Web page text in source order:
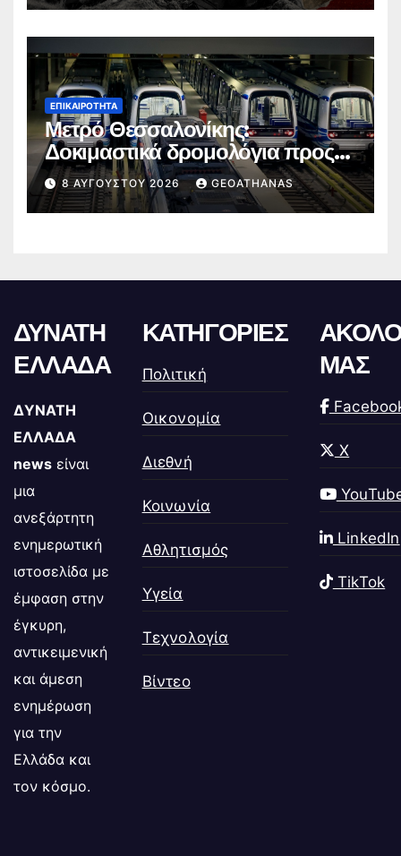
ΕΠΙΚΑΙΡΌΤΗΤΑ
Μετρό Θεσσαλονίκης:
Δοκιμαστικά δρομολόγια προς
Καλαμαριά
8 ΑΥΓΟΎΣΤΟΥ 2026 GEOATHANAS
ΔΥΝΑΤΗ
ΕΛΛΑΔΑ
ΔΥΝΑΤΗ
ΕΛΛΑΔΑ
news είναι
μια
ανεξάρτητη
ενημερωτική
ιστοσελίδα με
έμφαση στην
έγκυρη,
αντικειμενική
και άμεση
ενημέρωση
για την
Ελλάδα και
τον κόσμο.
ΚΑΤΗΓΟΡΙΕΣ
Πολιτική
Οικονομία
Διεθνή
Κοινωνία
Αθλητισμός
Υγεία
Τεχνολογία
Βίντεο
ΜΑΣ
X
LinkedIn
TikTok